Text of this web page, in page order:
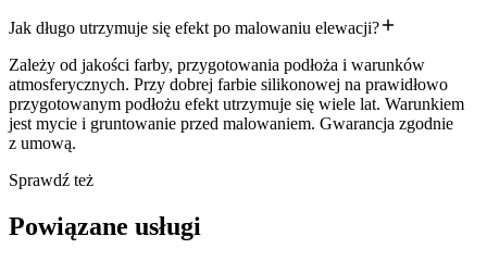
Jak długo utrzymuje się efekt po malowaniu elewacji?
Zależy od jakości farby, przygotowania podłoża i warunków
atmosferycznych. Przy dobrej farbie silikonowej na prawidłowo
przygotowanym podłożu efekt utrzymuje się wiele lat. Warunkiem
jest mycie i gruntowanie przed malowaniem. Gwarancja zgodnie
z umową.
Sprawdź też
Powiązane usługi